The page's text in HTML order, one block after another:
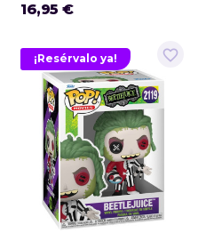
16,95 €
favorite_border
¡Resérvalo ya!